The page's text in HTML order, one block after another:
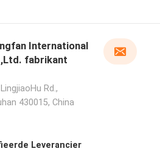
International
fabrikant
Rd.,
430015, China
Leverancier